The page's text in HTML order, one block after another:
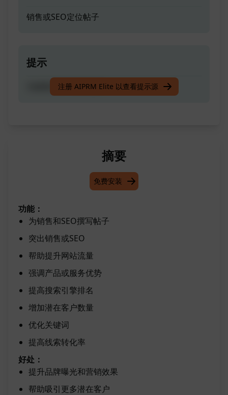
销售或SEO定位帖子
提示
为销售或SEO撰写帖子
注册 AIPRM Elite 以查看提示源
摘要
免费安装
功能：
为销售和SEO撰写帖子
突出销售或SEO
帮助提升网站流量
强调产品或服务优势
提高搜索引擎排名
增加潜在客户数量
优化关键词
提高线索转化率
好处：
提升品牌曝光和营销效果
帮助吸引更多潜在客户